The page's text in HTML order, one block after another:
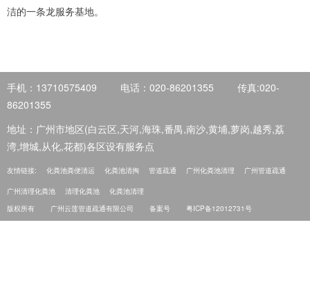
洁的一条龙服务基地。
手机：13710575409 电话：020-86201355
传真:020-
86201355
地址：广州市地区(白云区,天河,海珠,番禺,南沙,黄埔,萝岗,越秀,荔
湾,增城,从化,花都)各区设有服务点
友情链接: 化粪池粪便清运 化粪池清掏 管道疏通 广州化粪池清理 广州管道疏通
广州清理化粪池 清理化粪池
化粪池清理
版权所有
广州云莲管道疏通有限公司 备案号 粤ICP备12012731号